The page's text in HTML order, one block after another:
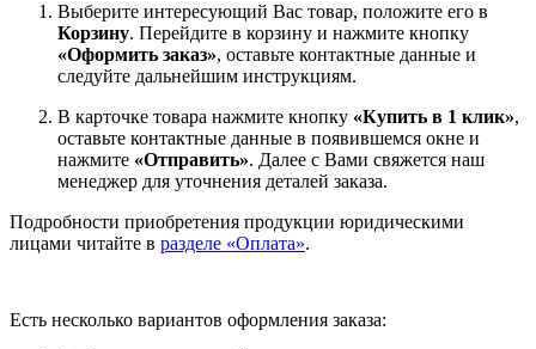
Выберите интересующий Вас товар, положите его в
Корзину. Перейдите в корзину и нажмите кнопку
«Оформить заказ», оставьте контактные данные и
следуйте дальнейшим инструкциям.
В карточке товара нажмите кнопку «Купить в 1 клик»,
оставьте контактные данные в появившемся окне и
нажмите «Отправить». Далее с Вами свяжется наш
менеджер для уточнения деталей заказа.
Подробности приобретения продукции юридическими
лицами читайте в разделе «Оплата».
Есть несколько вариантов оформления заказа: